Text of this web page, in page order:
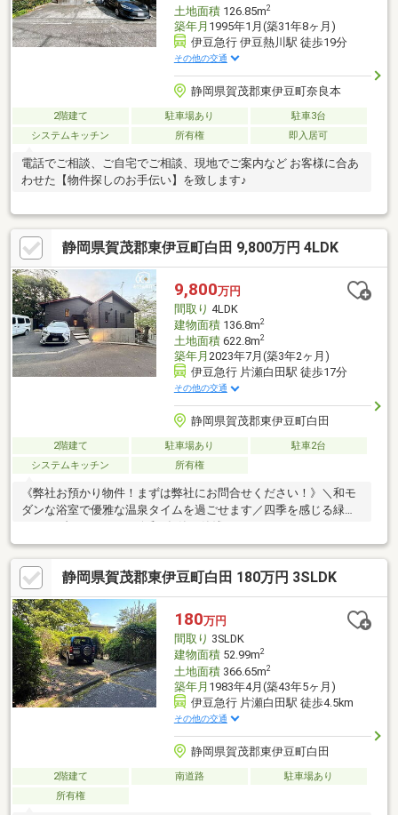
土地面積126.85m2
築年月 1995年1月(築31年8ヶ月)
伊豆急行 伊豆熱川駅 徒歩19分
その他の交通
静岡県賀茂郡東伊豆町奈良本
2階建て 駐車場あり
駐車3台
システムキッチン
所有権 即入居可
電話でご相談、ご自宅でご相談、現地でご案内など お客様に合あ
わせた【物件探しのお手伝い】を致します♪
静岡県賀茂郡東伊豆町白田 9,800万円 4LDK
9,800万円
間取り 4LDK
建物面積136.8m2
土地面積622.8m2
築年月 2023年7月(築3年2ヶ月)
伊豆急行 片瀬白田駅 徒歩17分
その他の交通
静岡県賀茂郡東伊豆町白田
2階建て 駐車場あり
駐車2台
システムキッチン
所有権
《弊社お預かり物件！まずは弊社にお問合せください！》＼和モ
ダンな浴室で優雅な温泉タイムを過ごせます／四季を感じる緑豊
静岡県賀茂郡東伊豆町白田 180万円 3SLDK
180万円
間取り 3SLDK
建物面積52.99m2
土地面積366.65m2
築年月 1983年4月(築43年5ヶ月)
伊豆急行 片瀬白田駅 徒歩4.5km
その他の交通
静岡県賀茂郡東伊豆町白田
2階建て 南道路
駐車場あり
所有権